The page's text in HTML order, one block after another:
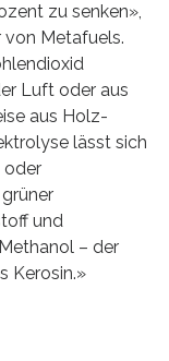
zu senken»,
von Metafuels.
Luft oder aus
aus Holz-
lässt sich
oder
und
– der
Kerosin.»